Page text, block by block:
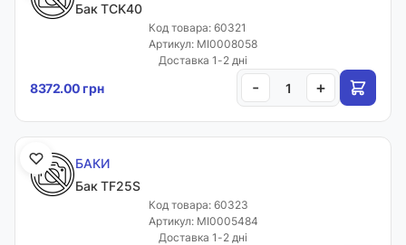
Бак TCK40
Код товара: 60321
Артикул: MI0008058
Доставка 1-2 дні
8372.00 грн - +
БАКИ
Бак TF25S
Код товара: 60323
Артикул: MI0005484
Доставка 1-2 дні